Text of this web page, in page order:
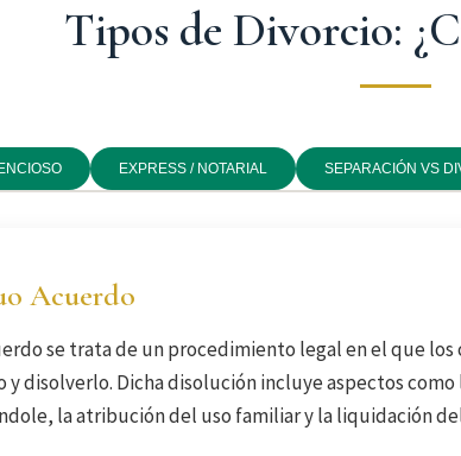
Tipos de Divorcio:
EXPRESS / NOTARIAL SEPARACIÓN VS
Acuerdo
se trata de un procedimiento legal en el que
y disolverlo. Dicha disolución incluye aspectos
la atribución del uso familiar y la liquidación